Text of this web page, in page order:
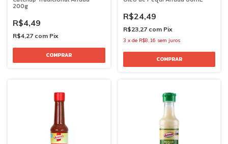
200g
R$4,49
R$4,27 com Pix
R$24,49
R$23,27 com Pix
3 x de R$8,16 sem juros